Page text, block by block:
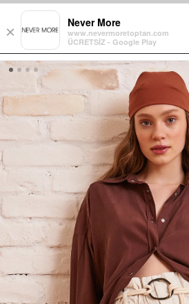
×
Never More
www.nevermoretoptan.com
ÜCRETSİZ - Google Play
für alle Bestellungen